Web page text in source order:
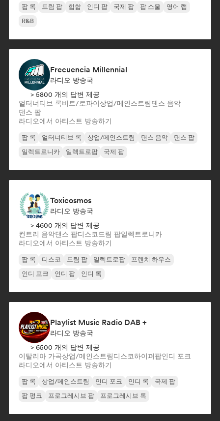
팝 록 드림 팝 힙합 인디 팝 국제 팝 팝 소울
영어 랩
R&B
Frecuencia Millennial
라디오 방송국
> 5800 개의 답변 제공
얼터너티브 록비트/로파이상업/메인스트림댄스 음악
댄스 팝
라디오에서 아티스트 방송하기
팝 록 얼터너티브 록 상업/메인스트림 댄스 음악
댄스 팝
일렉트로니카
일렉트로팝 국제 팝
Toxicosmos
라디오 방송국
> 4600 개의 답변 제공
컨트리 음악댄스 팝디스코 드림 팝일렉트로니카
라디오에서 아티스트 방송하기
팝 록 디스코 드림 팝 일렉트로팝
프렌치 하우스
인디 포크
인디 팝 인디 록
Playlist Music Radio DAB +
라디오 방송국
> 6500 개의 답변 제공
이탈리아 가곡상업/메인스트림디스코하이퍼팝인디 포크
라디오에서 아티스트 방송하기
팝 록 상업/메인스트림 인디 포크 인디 록
국제 팝
팝 펑크
프로그레시브 팝 프로그레시브 록